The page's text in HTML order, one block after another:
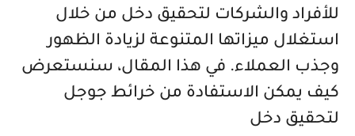
للأفراد والشركات لتحقيق دخل من خلال
استغلال ميزاتها المتنوعة لزيادة الظهور
وجذب العملاء. في هذا المقال، سنستعرض
كيف يمكن الاستفادة من خرائط جوجل
لتحقيق دخل